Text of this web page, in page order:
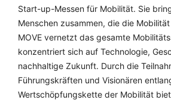
Start-up-Messen für Mobilität. Sie
Menschen zusammen, die die
MOVE vernetzt das gesamte
konzentriert sich auf Technologie,
nachhaltige Zukunft. Durch die
Führungskräften und Visionären
Wertschöpfungskette der Mobilität